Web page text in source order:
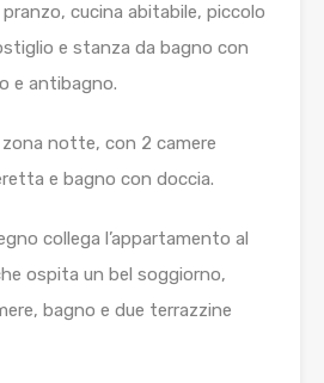
cucina abitabile, piccolo
e stanza da bagno con
e antibagno.
notte, con 2 camere
e bagno con doccia.
collega l’appartamento al
ospita un bel soggiorno,
bagno e due terrazzine